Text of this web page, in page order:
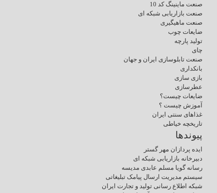
صنعت ماینینگ کد 10
صنعت بازاریابی شبکه ای
صنعت ماهیگیری
ضایعات چوب
تولید پارچه
چای
صنعت تابلوسازی ایران و جهان
بانکداری
بازی سازی
عطرسازی
ضایعات چیست؟
آموزش چیست ؟
غذاهای سنتی ایران
تاریخچه خیاطی
پیوندها
ایده پردازان مهر گستر
دبیرخانه بازاریابی شبکه ای
رسانه گویا مسلم عابدی مدیسه
سیستم مدیریت ارسال پیامک تبلیغاتی
شبکه اطلاع رسانی تولید و تجارت ایران